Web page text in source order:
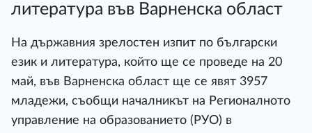
литература във Варненска област
На държавния зрелостен изпит по български
език и литература, който ще се проведе на 20
май, във Варненска област ще се явят 3957
младежи, съобщи началникът на Регионалното
управление на образованието (РУО) в